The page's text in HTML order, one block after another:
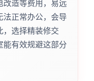
改造等费用，易远
法正常办公，会导
，选择精装修交
能有效规避这部分